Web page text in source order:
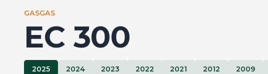
GASGAS
EC 300
2025 2024 2023 2022 2021 2012 2009